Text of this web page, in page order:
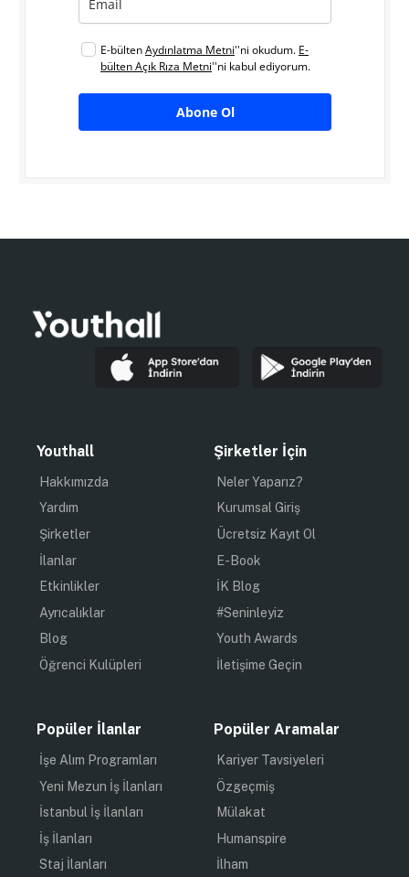
E-bültenAydınlatma Metni''ni okudum. E-
bülten Açık Rıza Metni''ni kabul ediyorum.
Abone Ol
Youthall
Hakkımızda
Yardım
Şirketler
İlanlar
Etkinlikler
Ayrıcalıklar
Blog
Öğrenci Kulüpleri
Şirketler İçin
Neler Yaparız?
Kurumsal Giriş
Ücretsiz Kayıt Ol
E-Book
İK Blog
#Seninleyiz
Youth Awards
İletişime Geçin
Popüler İlanlar
İşe Alım Programları
Yeni Mezun İş İlanları
İstanbul İş İlanları
İş İlanları
Staj İlanları
Popüler Aramalar
Kariyer Tavsiyeleri
Özgeçmiş
Mülakat
Humanspire
İlham